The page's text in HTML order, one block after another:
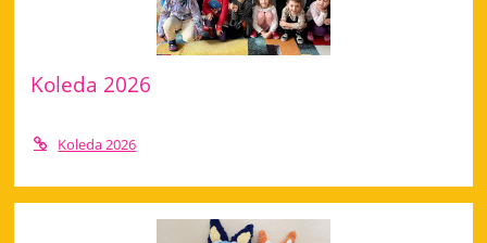
Koleda 2026
Koleda 2026